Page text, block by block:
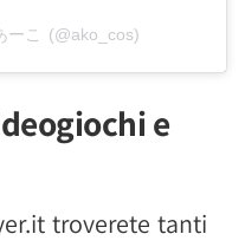
こ (@ako_cos)
e
troverete tanti